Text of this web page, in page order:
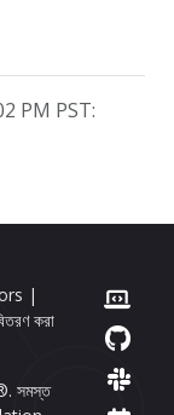
PM PST:
|
করা
সমস্ত